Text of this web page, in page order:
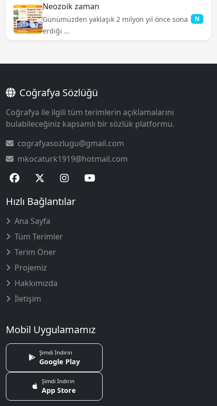
Neozoik zaman
Günümüzden yaklaşık 2 milyon yıl önce sona
erdiği ...
N
Coğrafya Sözlüğü
Coğrafya ile ilgili tüm terimlerin açıklamalarını
bulabileceğiniz kapsamlı bir sözlük platformu.
cografyasozlugu@gmail.com
mkocaturk1919@hotmail.com
Hızlı Bağlantılar
Ana Sayfa
Tüm Terimler
Terim Öner
Projemiz
Hakkımızda
İletişim
Mobil Uygulamamız
Şimdi İndirin
Google Play
Şimdi İndirin
App Store